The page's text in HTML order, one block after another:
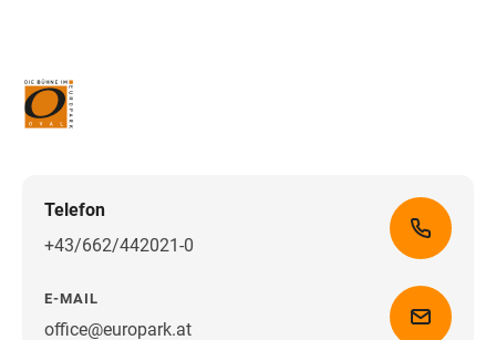
Telefon
+43/662/442021-0
E-MAIL
office@europark.atWegbeschreibung erhalten